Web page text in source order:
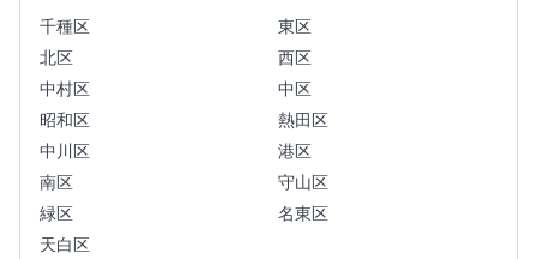
千種区
東区
北区
西区
中村区
中区
昭和区
熱田区
中川区
港区
南区
守山区
緑区
名東区
天白区